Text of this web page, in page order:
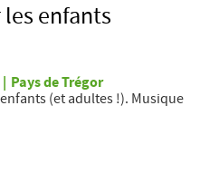
enfants
Pays de Trégor
(et adultes !). Musique